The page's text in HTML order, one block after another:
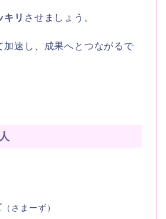
キリ させましょう。
加速し、成果へとつながるで
（さまーず）